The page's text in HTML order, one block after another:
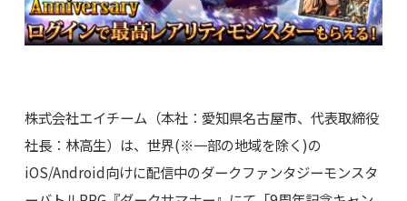
株式会社エイチーム（本社：愛知県名古屋市、代表取締役
社長：林高生）は、世界(※一部の地域を除く)の
iOS/Android向けに配信中のダークファンタジーモンスタ